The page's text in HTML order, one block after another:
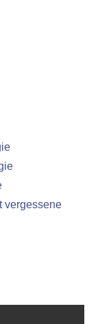
vergessene